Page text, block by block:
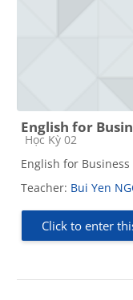
English for
Course category
Học Kỳ 02
English for Business
Teacher: Bui Yen
Click to enter